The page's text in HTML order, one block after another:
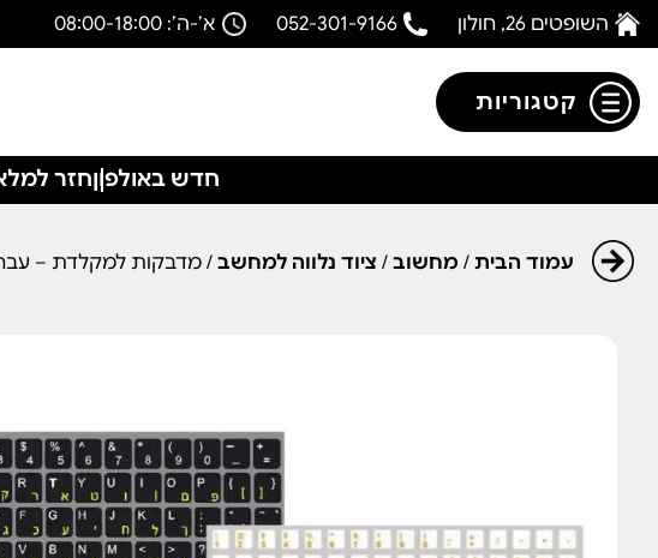
השופטים 26, חולון 052-301-9166 א’-ה’: 08:00-18:00
קטגוריות
חדש באולפוןחזר
עמוד הבית / מחשוב / ציוד נלווה למחשב / מדבקות למקלדת –